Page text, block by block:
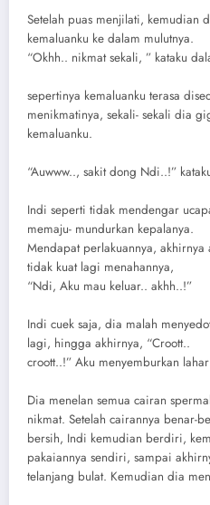
Setelah puas menjilati, kemudian
kemaluanku ke dalam mulutnya.
“Okhh.. nikmat sekali, ” kataku
sepertinya kemaluanku terasa
menikmatinya, sekali- sekali dia
kemaluanku.
“Auwww.., sakit dong Ndi..!”
Indi seperti tidak mendengar
memaju- mundurkan kepalanya.
Mendapat perlakuannya,
tidak kuat lagi menahannya,
“Ndi, Aku mau keluar.. akhh..!”
Indi cuek saja, dia malah
lagi, hingga akhirnya, “Croott..
croott..!” Aku menyemburkan
Dia menelan semua cairan
nikmat. Setelah cairannya benar-
bersih, Indi kemudian berdiri,
pakaiannya sendiri, sampai
telanjang bulat. Kemudian dia